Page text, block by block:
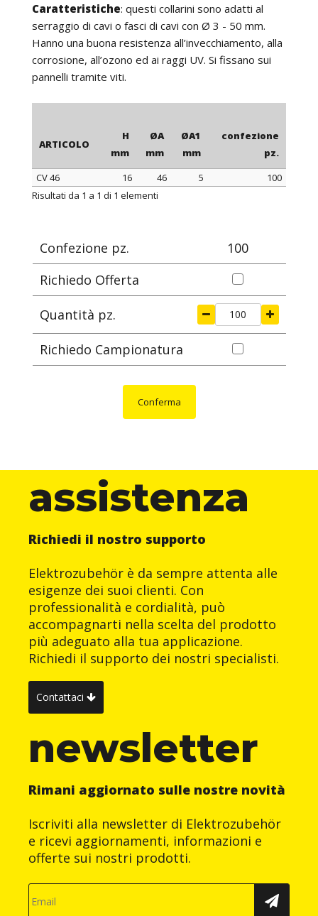
Caratteristiche: questi collarini sono adatti al
serraggio di cavi o fasci di cavi con Ø 3 - 50 mm.
Hanno una buona resistenza all’invecchiamento, alla
corrosione, all’ozono ed ai raggi UV. Si fissano sui
pannelli tramite viti.
ARTICOLO
H
mm
ØA
mm
ØA1
mm
confezione
pz.
ARTICOLO
H
ØA
CV 46 16 46 5
100
Risultati da 1 a 1 di 1 elementi
Confezione pz.
100
Richiedo Offerta
Quantità pz.
Richiedo Campionatura
Conferma
assistenza
Richiedi il nostro supporto
Elektrozubehör è da sempre attenta alle
esigenze dei suoi clienti. Con
professionalità e cordialità, può
accompagnarti nella scelta del prodotto
più adeguato alla tua applicazione.
Richiedi il supporto dei nostri specialisti.
Contattaci
newsletter
Rimani aggiornato sulle nostre novità
Iscriviti alla newsletter di Elektrozubehör
e ricevi aggiornamenti, informazioni e
offerte sui nostri prodotti.